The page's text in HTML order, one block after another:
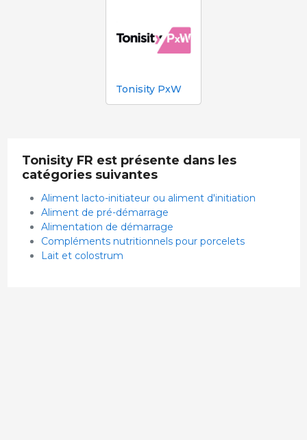
Tonisity PxW
Tonisity FR est présente dans les
catégories suivantes
Aliment lacto-initiateur ou aliment d'initiation
Aliment de pré-démarrage
Alimentation de démarrage
Compléments nutritionnels pour porcelets
Lait et colostrum